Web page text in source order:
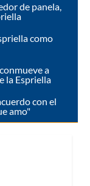
de panela,
como
a
la Espriella
con el
amo"